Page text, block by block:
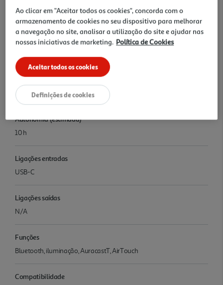
não indicado para imersão contínua.
Tipo
Potência
4.8 W
Autonomia (estimada)
10 h
Ligações entradas
USB-C
Ligações saídas
N/A
Funções
Bluetooth, iluminação, AuracastT, AirTouch
Compatibilidade
Ao clicar em "Aceitar todos os cookies", concorda com o
armazenamento de cookies no seu dispositivo para melhorar
a navegação no site, analisar a utilização do site e ajudar nas
nossas iniciativas de marketing. Política de Cookies
Aceitar todos os cookies
Definições de cookies